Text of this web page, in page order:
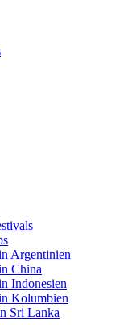
Argentinien
China
Indonesien
Kolumbien
Sri Lanka